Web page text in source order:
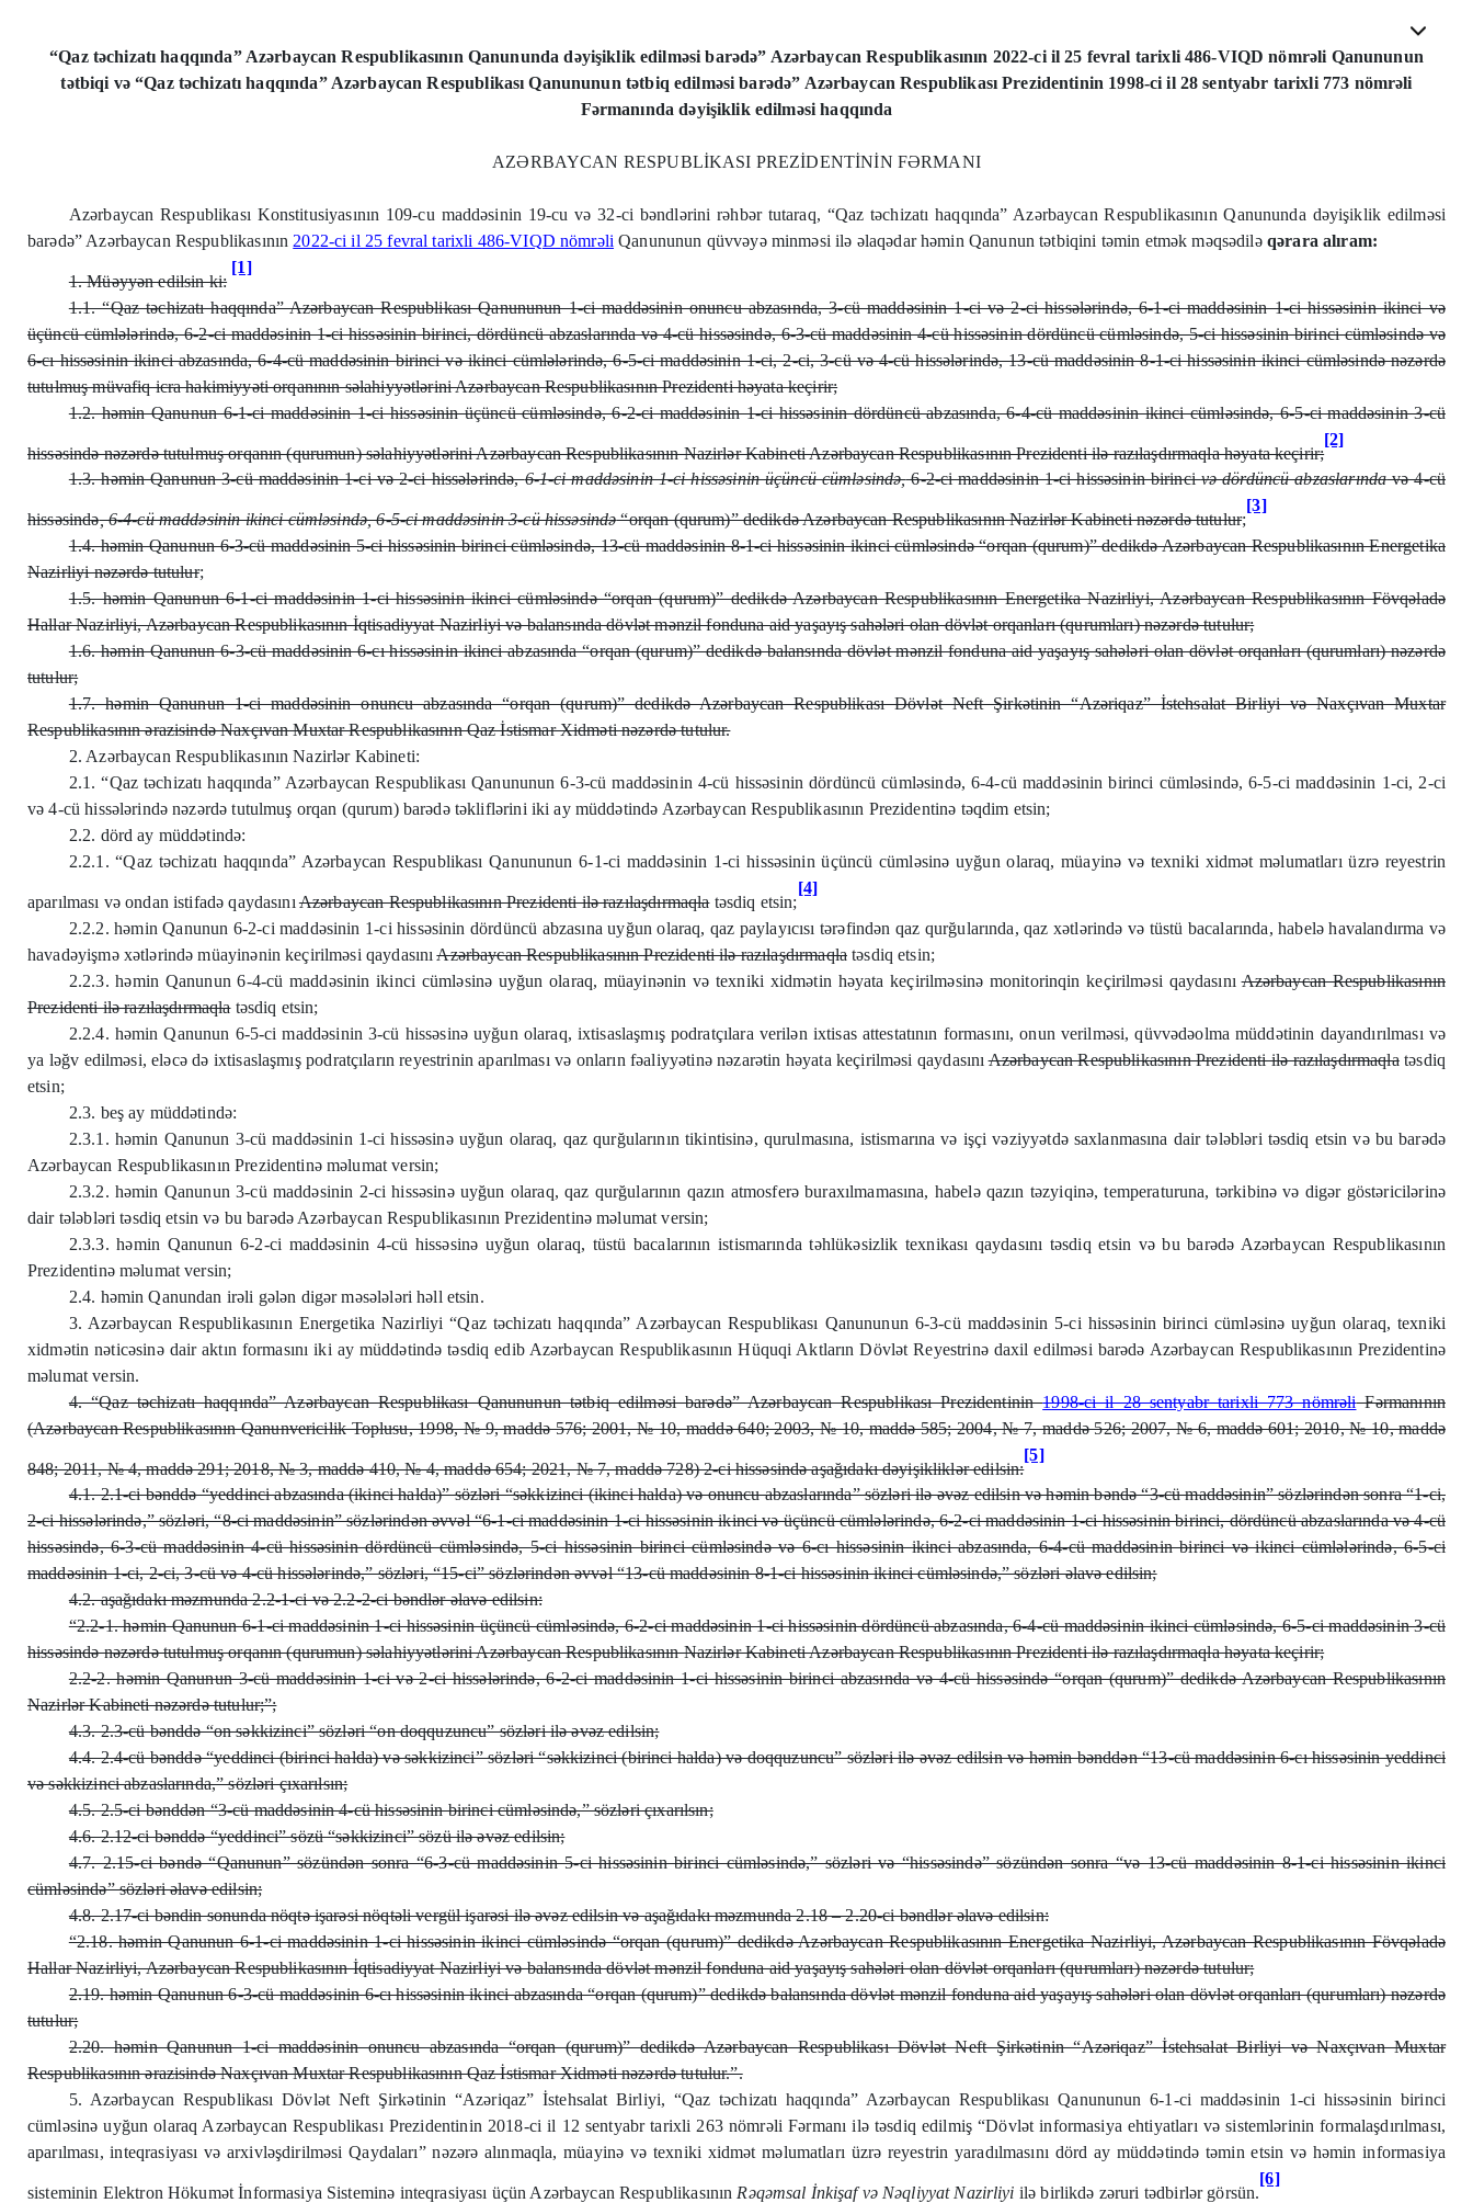
“Qaz təchizatı haqqında” Azərbaycan Respublikasının Qanununda dəyişiklik edilməsi barədə” Azərbaycan Respublikasının 2022-ci il 25 fevral tarixli 486-VIQD nömrəli Qanununun
tətbiqi və “Qaz təchizatı haqqında” Azərbaycan Respublikası Qanununun tətbiq edilməsi barədə” Azərbaycan Respublikası Prezidentinin 1998-ci il 28 sentyabr tarixli 773 nömrəli
Fərmanında dəyişiklik edilməsi haqqında
AZƏRBAYCAN RESPUBLİKASI PREZİDENTİNİN FƏRMANI
Azərbaycan Respublikası Konstitusiyasının 109-cu maddəsinin 19-cu və 32-ci bəndlərini rəhbər tutaraq, “Qaz təchizatı haqqında” Azərbaycan Respublikasının Qanununda dəyişiklik edilməsi
barədə” Azərbaycan Respublikasının 2022-ci il 25 fevral tarixli 486-VIQD nömrəli Qanununun qüvvəyə minməsi ilə əlaqədar həmin Qanunun tətbiqini təmin etmək məqsədilə qərara alıram:
1. Müəyyən edilsin ki:
[1]
1.1. “Qaz təchizatı haqqında” Azərbaycan Respublikası Qanununun 1-ci maddəsinin onuncu abzasında, 3-cü maddəsinin 1-ci və 2-ci hissələrində, 6-1-ci maddəsinin 1-ci hissəsinin ikinci və
üçüncü cümlələrində, 6-2-ci maddəsinin 1-ci hissəsinin birinci, dördüncü abzaslarında və 4-cü hissəsində, 6-3-cü maddəsinin 4-cü hissəsinin dördüncü cümləsində, 5-ci hissəsinin birinci cümləsində və
6-cı hissəsinin ikinci abzasında, 6-4-cü maddəsinin birinci və ikinci cümlələrində, 6-5-ci maddəsinin 1-ci, 2-ci, 3-cü və 4-cü hissələrində, 13-cü maddəsinin 8-1-ci hissəsinin ikinci cümləsində nəzərdə
tutulmuş müvafiq icra hakimiyyəti orqanının səlahiyyətlərini Azərbaycan Respublikasının Prezidenti həyata keçirir;
1.2. həmin Qanunun 6-1-ci maddəsinin 1-ci hissəsinin üçüncü cümləsində, 6-2-ci maddəsinin 1-ci hissəsinin dördüncü abzasında, 6-4-cü maddəsinin ikinci cümləsində, 6-5-ci maddəsinin 3-cü
hissəsində nəzərdə tutulmuş orqanın (qurumun) səlahiyyətlərini Azərbaycan Respublikasının Nazirlər Kabineti Azərbaycan Respublikasının Prezidenti ilə razılaşdırmaqla həyata keçirir;
[2]
1.3. həmin Qanunun 3-cü maddəsinin 1-ci və 2-ci hissələrində,6-1-ci maddəsinin 1-ci hissəsinin üçüncü cümləsində,6-2-ci maddəsinin 1-ci hissəsinin birincivə dördüncü abzaslarındavə 4-cü
hissəsində, 6-4-cü maddəsinin ikinci cümləsində, 6-5-ci maddəsinin 3-cü hissəsində“orqan (qurum)” dedikdə Azərbaycan Respublikasının Nazirlər Kabineti nəzərdə tutulur;
[3]
1.4. həmin Qanunun 6-3-cü maddəsinin 5-ci hissəsinin birinci cümləsində, 13-cü maddəsinin 8-1-ci hissəsinin ikinci cümləsində “orqan (qurum)” dedikdə Azərbaycan Respublikasının Energetika
Nazirliyi nəzərdə tutulur;
1.5. həmin Qanunun 6-1-ci maddəsinin 1-ci hissəsinin ikinci cümləsində “orqan (qurum)” dedikdə Azərbaycan Respublikasının Energetika Nazirliyi, Azərbaycan Respublikasının Fövqəladə
Hallar Nazirliyi, Azərbaycan Respublikasının İqtisadiyyat Nazirliyi və balansında dövlət mənzil fonduna aid yaşayış sahələri olan dövlət orqanları (qurumları) nəzərdə tutulur;
1.6. həmin Qanunun 6-3-cü maddəsinin 6-cı hissəsinin ikinci abzasında “orqan (qurum)” dedikdə balansında dövlət mənzil fonduna aid yaşayış sahələri olan dövlət orqanları (qurumları) nəzərdə
tutulur;
1.7. həmin Qanunun 1-ci maddəsinin onuncu abzasında “orqan (qurum)” dedikdə Azərbaycan Respublikası Dövlət Neft Şirkətinin “Azəriqaz” İstehsalat Birliyi və Naxçıvan Muxtar
Respublikasının ərazisində Naxçıvan Muxtar Respublikasının Qaz İstismar Xidməti nəzərdə tutulur.
2. Azərbaycan Respublikasının Nazirlər Kabineti:
2.1. “Qaz təchizatı haqqında” Azərbaycan Respublikası Qanununun 6-3-cü maddəsinin 4-cü hissəsinin dördüncü cümləsində, 6-4-cü maddəsinin birinci cümləsində, 6-5-ci maddəsinin 1-ci, 2-ci
və 4-cü hissələrində nəzərdə tutulmuş orqan (qurum) barədə təkliflərini iki ay müddətində Azərbaycan Respublikasının Prezidentinə təqdim etsin;
2.2. dörd ay müddətində:
2.2.1. “Qaz təchizatı haqqında” Azərbaycan Respublikası Qanununun 6-1-ci maddəsinin 1-ci hissəsinin üçüncü cümləsinə uyğun olaraq, müayinə və texniki xidmət məlumatları üzrə reyestrin
aparılması və ondan istifadə qaydasınıAzərbaycan Respublikasının Prezidenti ilə razılaşdırmaqlatəsdiq etsin;
[4]
2.2.2. həmin Qanunun 6-2-ci maddəsinin 1-ci hissəsinin dördüncü abzasına uyğun olaraq, qaz paylayıcısı tərəfindən qaz qurğularında, qaz xətlərində və tüstü bacalarında, habelə havalandırma və
havadəyişmə xətlərində müayinənin keçirilməsi qaydasınıAzərbaycan Respublikasının Prezidenti ilə razılaşdırmaqlatəsdiq etsin;
2.2.3. həmin Qanunun 6-4-cü maddəsinin ikinci cümləsinə uyğun olaraq, müayinənin və texniki xidmətin həyata keçirilməsinə monitorinqin keçirilməsi qaydasınıAzərbaycan Respublikasının
Prezidenti ilə razılaşdırmaqlatəsdiq etsin;
2.2.4. həmin Qanunun 6-5-ci maddəsinin 3-cü hissəsinə uyğun olaraq, ixtisaslaşmış podratçılara verilən ixtisas attestatının formasını, onun verilməsi, qüvvədəolma müddətinin dayandırılması və
ya ləğv edilməsi, eləcə də ixtisaslaşmış podratçıların reyestrinin aparılması və onların fəaliyyətinə nəzarətin həyata keçirilməsi qaydasınıAzərbaycan Respublikasının Prezidenti ilə razılaşdırmaqlatəsdiq
etsin;
2.3. beş ay müddətində:
2.3.1. həmin Qanunun 3-cü maddəsinin 1-ci hissəsinə uyğun olaraq, qaz qurğularının tikintisinə, qurulmasına, istismarına və işçi vəziyyətdə saxlanmasına dair tələbləri təsdiq etsin və bu barədə
Azərbaycan Respublikasının Prezidentinə məlumat versin;
2.3.2. həmin Qanunun 3-cü maddəsinin 2-ci hissəsinə uyğun olaraq, qaz qurğularının qazın atmosferə buraxılmamasına, habelə qazın təzyiqinə, temperaturuna, tərkibinə və digər göstəricilərinə
dair tələbləri təsdiq etsin və bu barədə Azərbaycan Respublikasının Prezidentinə məlumat versin;
2.3.3. həmin Qanunun 6-2-ci maddəsinin 4-cü hissəsinə uyğun olaraq, tüstü bacalarının istismarında təhlükəsizlik texnikası qaydasını təsdiq etsin və bu barədə Azərbaycan Respublikasının
Prezidentinə məlumat versin;
2.4. həmin Qanundan irəli gələn digər məsələləri həll etsin.
3. Azərbaycan Respublikasının Energetika Nazirliyi “Qaz təchizatı haqqında” Azərbaycan Respublikası Qanununun 6-3-cü maddəsinin 5-ci hissəsinin birinci cümləsinə uyğun olaraq, texniki
xidmətin nəticəsinə dair aktın formasını iki ay müddətində təsdiq edib Azərbaycan Respublikasının Hüquqi Aktların Dövlət Reyestrinə daxil edilməsi barədə Azərbaycan Respublikasının Prezidentinə
məlumat versin.
4. “Qaz təchizatı haqqında” Azərbaycan Respublikası Qanununun tətbiq edilməsi barədə” Azərbaycan Respublikası Prezidentinin1998-ci il 28 sentyabr tarixli 773 nömrəliFərmanının
(Azərbaycan Respublikasının Qanunvericilik Toplusu, 1998, № 9, maddə 576; 2001, № 10, maddə 640; 2003, № 10, maddə 585; 2004, № 7, maddə 526; 2007, № 6, maddə 601; 2010, № 10, maddə
848; 2011, № 4, maddə 291; 2018, № 3, maddə 410, № 4, maddə 654; 2021, № 7, maddə 728) 2-ci hissəsində aşağıdakı dəyişikliklər edilsin:
[5]
4.1. 2.1-ci bənddə “yeddinci abzasında (ikinci halda)” sözləri “səkkizinci (ikinci halda) və onuncu abzaslarında” sözləri ilə əvəz edilsin və həmin bəndə “3-cü maddəsinin” sözlərindən sonra “1-ci,
2-ci hissələrində,” sözləri, “8-ci maddəsinin” sözlərindən əvvəl “6-1-ci maddəsinin 1-ci hissəsinin ikinci və üçüncü cümlələrində, 6-2-ci maddəsinin 1-ci hissəsinin birinci, dördüncü abzaslarında və 4-cü
hissəsində, 6-3-cü maddəsinin 4-cü hissəsinin dördüncü cümləsində, 5-ci hissəsinin birinci cümləsində və 6-cı hissəsinin ikinci abzasında, 6-4-cü maddəsinin birinci və ikinci cümlələrində, 6-5-ci
maddəsinin 1-ci, 2-ci, 3-cü və 4-cü hissələrində,” sözləri, “15-ci” sözlərindən əvvəl “13-cü maddəsinin 8-1-ci hissəsinin ikinci cümləsində,” sözləri əlavə edilsin;
4.2. aşağıdakı məzmunda 2.2-1-ci və 2.2-2-ci bəndlər əlavə edilsin:
“2.2-1. həmin Qanunun 6-1-ci maddəsinin 1-ci hissəsinin üçüncü cümləsində, 6-2-ci maddəsinin 1-ci hissəsinin dördüncü abzasında, 6-4-cü maddəsinin ikinci cümləsində, 6-5-ci maddəsinin 3-cü
hissəsində nəzərdə tutulmuş orqanın (qurumun) səlahiyyətlərini Azərbaycan Respublikasının Nazirlər Kabineti Azərbaycan Respublikasının Prezidenti ilə razılaşdırmaqla həyata keçirir;
2.2-2. həmin Qanunun 3-cü maddəsinin 1-ci və 2-ci hissələrində, 6-2-ci maddəsinin 1-ci hissəsinin birinci abzasında və 4-cü hissəsində “orqan (qurum)” dedikdə Azərbaycan Respublikasının
Nazirlər Kabineti nəzərdə tutulur;”;
4.3. 2.3-cü bənddə “on səkkizinci” sözləri “on doqquzuncu” sözləri ilə əvəz edilsin;
4.4. 2.4-cü bənddə “yeddinci (birinci halda) və səkkizinci” sözləri “səkkizinci (birinci halda) və doqquzuncu” sözləri ilə əvəz edilsin və həmin bənddən “13-cü maddəsinin 6-cı hissəsinin yeddinci
və səkkizinci abzaslarında,” sözləri çıxarılsın;
4.5. 2.5-ci bənddən “3-cü maddəsinin 4-cü hissəsinin birinci cümləsində,” sözləri çıxarılsın;
4.6. 2.12-ci bənddə “yeddinci” sözü “səkkizinci” sözü ilə əvəz edilsin;
4.7. 2.15-ci bəndə “Qanunun” sözündən sonra “6-3-cü maddəsinin 5-ci hissəsinin birinci cümləsində,” sözləri və “hissəsində” sözündən sonra “və 13-cü maddəsinin 8-1-ci hissəsinin ikinci
cümləsində” sözləri əlavə edilsin;
4.8. 2.17-ci bəndin sonunda nöqtə işarəsi nöqtəli vergül işarəsi ilə əvəz edilsin və aşağıdakı məzmunda 2.18 – 2.20-ci bəndlər əlavə edilsin:
“2.18. həmin Qanunun 6-1-ci maddəsinin 1-ci hissəsinin ikinci cümləsində “orqan (qurum)” dedikdə Azərbaycan Respublikasının Energetika Nazirliyi, Azərbaycan Respublikasının Fövqəladə
Hallar Nazirliyi, Azərbaycan Respublikasının İqtisadiyyat Nazirliyi və balansında dövlət mənzil fonduna aid yaşayış sahələri olan dövlət orqanları (qurumları) nəzərdə tutulur;
2.19. həmin Qanunun 6-3-cü maddəsinin 6-cı hissəsinin ikinci abzasında “orqan (qurum)” dedikdə balansında dövlət mənzil fonduna aid yaşayış sahələri olan dövlət orqanları (qurumları) nəzərdə
tutulur;
2.20. həmin Qanunun 1-ci maddəsinin onuncu abzasında “orqan (qurum)” dedikdə Azərbaycan Respublikası Dövlət Neft Şirkətinin “Azəriqaz” İstehsalat Birliyi və Naxçıvan Muxtar
Respublikasının ərazisində Naxçıvan Muxtar Respublikasının Qaz İstismar Xidməti nəzərdə tutulur.”.
5. Azərbaycan Respublikası Dövlət Neft Şirkətinin “Azəriqaz” İstehsalat Birliyi, “Qaz təchizatı haqqında” Azərbaycan Respublikası Qanununun 6-1-ci maddəsinin 1-ci hissəsinin birinci
cümləsinə uyğun olaraq Azərbaycan Respublikası Prezidentinin 2018-ci il 12 sentyabr tarixli 263 nömrəli Fərmanı ilə təsdiq edilmiş “Dövlət informasiya ehtiyatları və sistemlərinin formalaşdırılması,
aparılması, inteqrasiyası və arxivləşdirilməsi Qaydaları” nəzərə alınmaqla, müayinə və texniki xidmət məlumatları üzrə reyestrin yaradılmasını dörd ay müddətində təmin etsin və həmin informasiya
sisteminin Elektron Hökumət İnformasiya Sisteminə inteqrasiyası üçün Azərbaycan Respublikasının Rəqəmsal İnkişaf və Nəqliyyat Nazirliyi ilə birlikdə zəruri tədbirlər görsün.
[6]